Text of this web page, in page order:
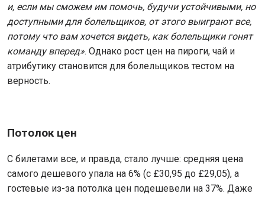
и, если мы сможем им помочь, будучи устойчивыми, но
доступными для болельщиков, от этого выиграют все,
потому что вам хочется видеть, как болельщики гонят
команду вперед». Однако рост цен на пироги, чай и
атрибутику становится для болельщиков тестом на
верность.
Потолок цен
С билетами все, и правда, стало лучше: средняя цена
самого дешевого упала на 6% (с £30,95 до £29,05), а
гостевые из-за потолка цен подешевели на 37%. Даже